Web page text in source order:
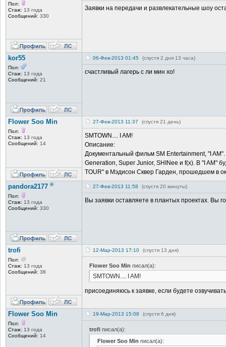
Пол:
Стаж: 13 года
Сообщений: 330
Заявки на передачи и развлекательные шоу
kor55
Пол:
Стаж: 13 года
Сообщений: 21
06-Фев-2013 01:45 (спустя 2 дня 13 часа)
счастливый лагерь с ли мин хо!
Flower Soo Min
Пол:
Стаж: 13 года
Сообщений: 14
27-Фев-2013 11:37 (спустя 21 день)
SMTOWN.... I AM!
Описание:
Документальный фильм SM Entertainment, "I AM".
Generation, Super Junior, SHINee и f(x). В "I AM"
TOUR" в Мэдисон Сквер Гарден, прошедшем в
pandora2177 ®
Пол:
Стаж: 13 года
Сообщений: 330
27-Фев-2013 11:58 (спустя 20 минуты)
Вы заявки оставляете в плантых проектах. Вы
trofi
Пол:
Стаж: 13 года
Сообщений: 38
12-Мар-2013 17:10 (спустя 13 дня)
Flower Soo Min писал(а):
SMTOWN.... I AM!
присоединяюсь к заявке, если будете озвучивать
Flower Soo Min
Пол:
Стаж: 13 года
Сообщений: 14
19-Мар-2013 15:08 (спустя 6 дня)
trofiписал(а):
Flower Soo Min писал(а):